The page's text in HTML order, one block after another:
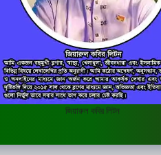
জিয়ারুল কবির লিটন